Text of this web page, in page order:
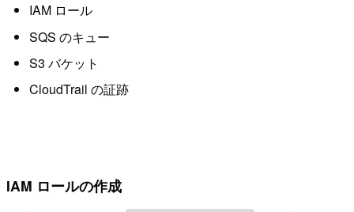
IAM ロール
SQS のキュー
S3 バケット
CloudTrail の証跡
IAM ロールの作成